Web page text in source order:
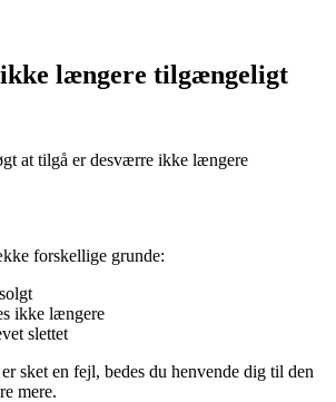
længere tilgængeligt
at tilgå er desværre ikke længere
forskellige grunde:
ikke længere
slettet
sket en fejl, bedes du henvende dig til den
mere.